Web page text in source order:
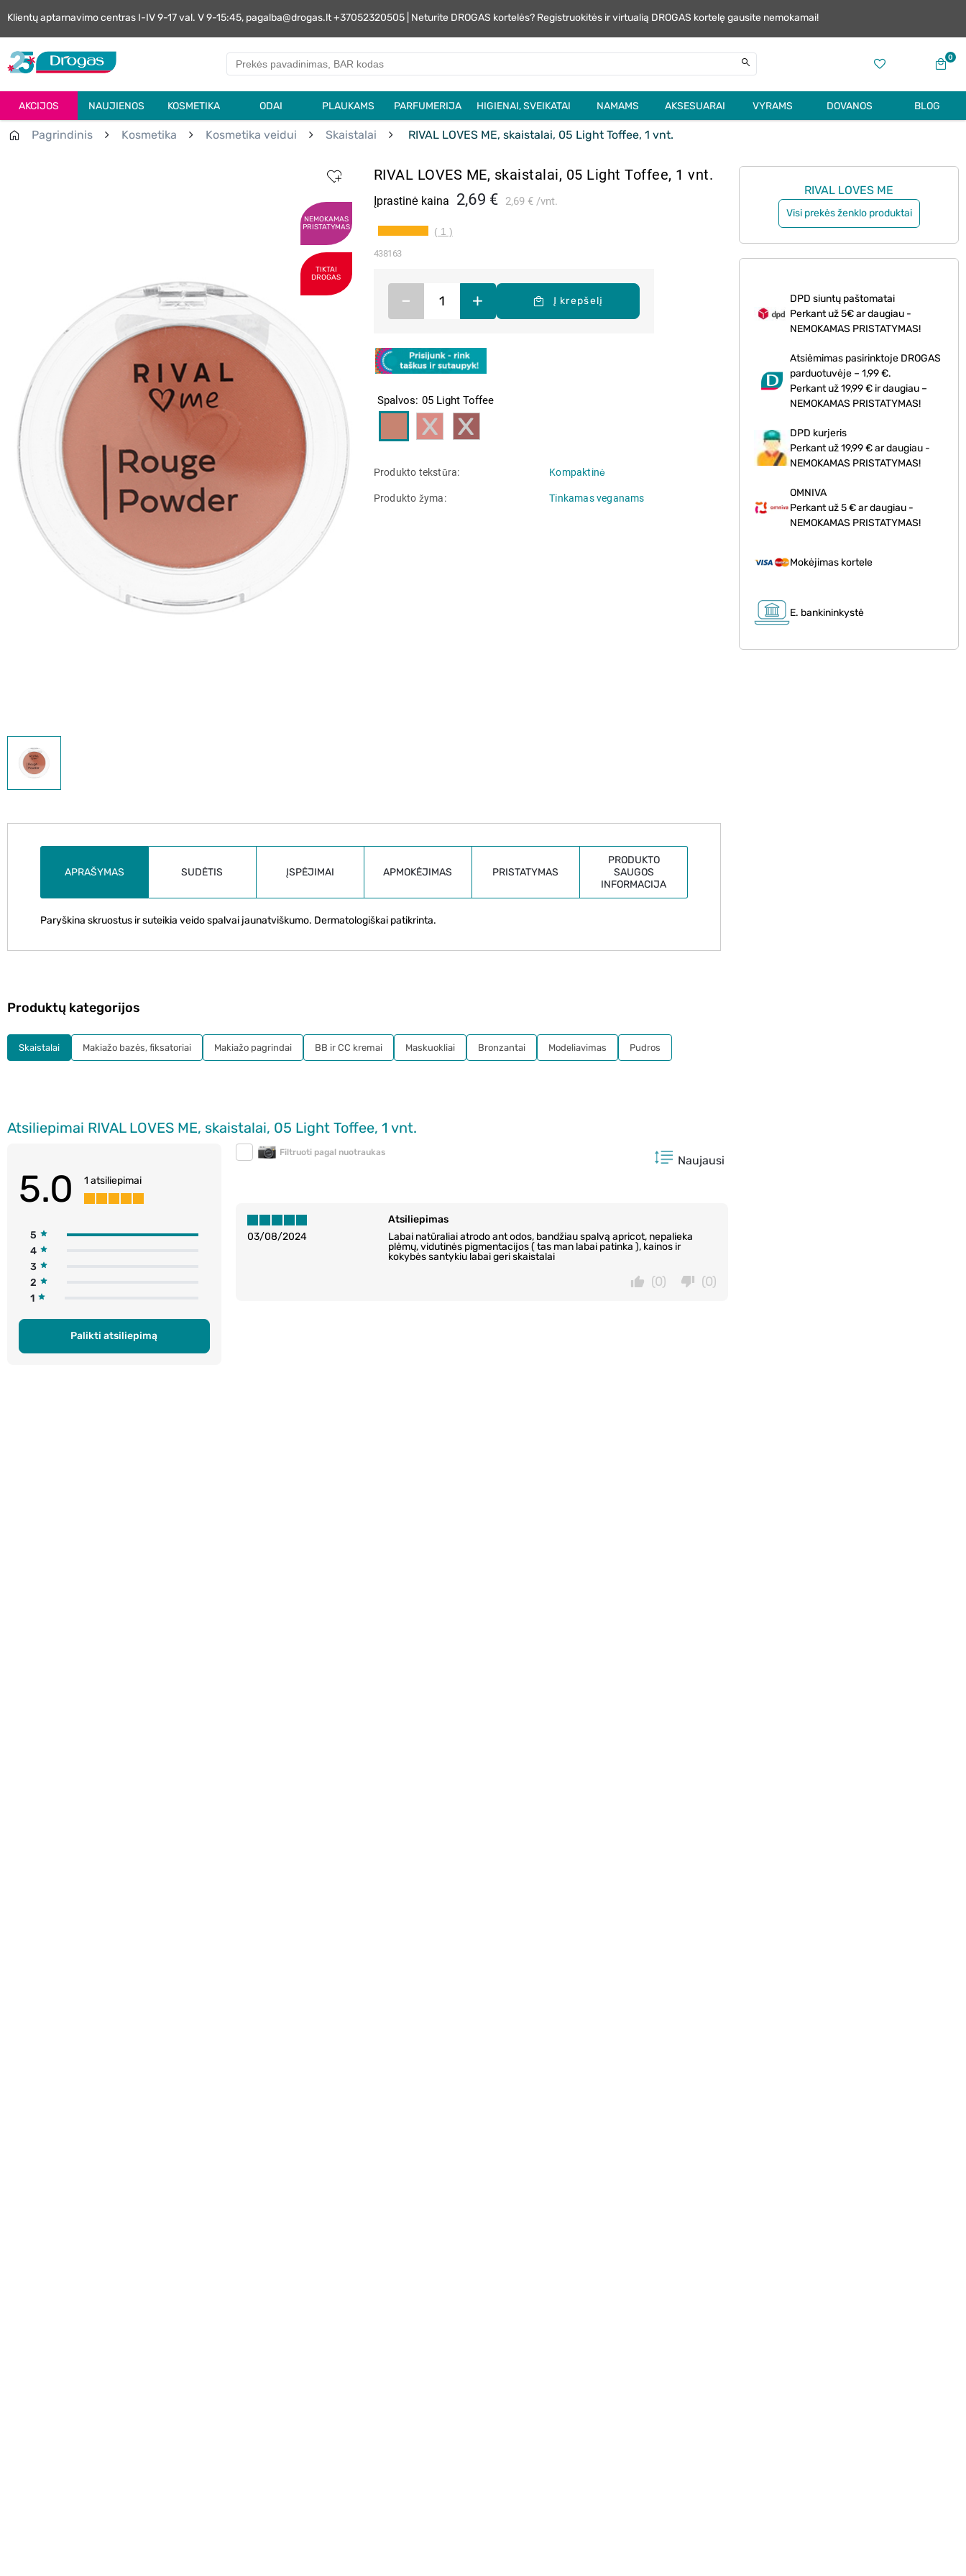
Klientų aptarnavimo centras I-IV 9-17 val. V 9-15:45, pagalba@drogas.lt +37052320505 | Neturite DROGAS kortelės? Registruokitės ir virtualią DROGAS kortelę gausite nemokamai!
0
AKCIJOS NAUJIENOS KOSMETIKA ODAI PLAUKAMS PARFUMERIJA HIGIENAI, SVEIKATAI NAMAMS AKSESUARAI VYRAMS DOVANOS BLOG
Pagrindinis Kosmetika Kosmetika veidui Skaistalai RIVAL LOVES ME, skaistalai, 05 Light Toffee, 1 vnt.
NEMOKAMAS
PRISTATYMAS
TIKTAI
DROGAS
RIVAL LOVES ME, skaistalai, 05 Light Toffee, 1 vnt.
Įprastinė kaina 2,69 € 2,69 € vnt.
( 1 )
438163
Spalvos 05 Light Toffee
– + Į krepšelį
Produkto tekstūra Kompaktinė
Produkto žyma Tinkamas veganams
RIVAL LOVES ME
Visi prekės ženklo produktai
DPD siuntų paštomatai
Perkant už 5€ ar daugiau -
NEMOKAMAS PRISTATYMAS!
Atsiėmimas pasirinktoje DROGAS
parduotuvėje – 1,99 €.
Perkant už 19,99 € ir daugiau –
NEMOKAMAS PRISTATYMAS!
DPD kurjeris
Perkant už 19,99 € ar daugiau -
NEMOKAMAS PRISTATYMAS!
OMNIVA
Perkant už 5 € ar daugiau -
NEMOKAMAS PRISTATYMAS!
Mokėjimas kortele
E. bankininkystė
APRAŠYMAS SUDĖTIS ĮSPĖJIMAI APMOKĖJIMAS PRISTATYMAS
PRODUKTO
SAUGOS
INFORMACIJA
Paryškina skruostus ir suteikia veido spalvai jaunatviškumo. Dermatologiškai patikrinta.
Atsiliepimai RIVAL LOVES ME, skaistalai, 05 Light Toffee, 1 vnt.
5.0 1 atsiliepimai
5
4
3
2
1
Palikti atsiliepimą
Filtruoti pagal nuotraukas
Naujausi
03/08/2024
Atsiliepimas
Labai natūraliai atrodo ant odos, bandžiau spalvą apricot, nepalieka
plėmų, vidutinės pigmentacijos ( tas man labai patinka ), kainos ir
kokybės santykiu labai geri skaistalai
(0)
(0)
Produktų kategorijos
Skaistalai Makiažo bazės, fiksatoriai Makiažo pagrindai BB ir CC kremai Maskuokliai Bronzantai Modeliavimas Pudros